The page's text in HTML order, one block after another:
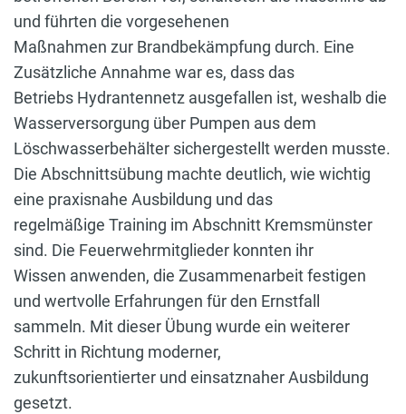
und führten die vorgesehenen
Maßnahmen zur Brandbekämpfung durch. Eine
Zusätzliche Annahme war es, dass das
Betriebs Hydrantennetz ausgefallen ist, weshalb die
Wasserversorgung über Pumpen aus dem
Löschwasserbehälter sichergestellt werden musste.
Die Abschnittsübung machte deutlich, wie wichtig
eine praxisnahe Ausbildung und das
regelmäßige Training im Abschnitt Kremsmünster
sind. Die Feuerwehrmitglieder konnten ihr
Wissen anwenden, die Zusammenarbeit festigen
und wertvolle Erfahrungen für den Ernstfall
sammeln. Mit dieser Übung wurde ein weiterer
Schritt in Richtung moderner,
zukunftsorientierter und einsatznaher Ausbildung
gesetzt.